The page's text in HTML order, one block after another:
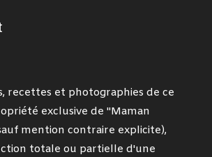
recettes et photographies de ce
exclusive de "Maman
mention contraire explicite),
totale ou partielle d'une